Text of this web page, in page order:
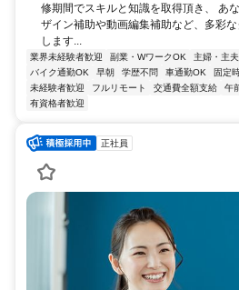
修期間でスキルと知識を取得頂き、 あ
ザイン補助や動画編集補助など、多彩
します...
業界未経験者歓迎 副業・WワークOK 主婦・主
バイク通勤OK
早朝 学歴不問 車通勤OK 固定
未経験者歓迎
フルリモート 交通費全額支給 午
有資格者歓迎
正社員